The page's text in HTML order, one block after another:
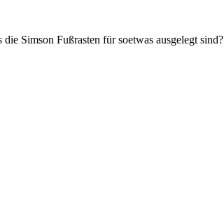
Simson Fußrasten für soetwas ausgelegt sind?